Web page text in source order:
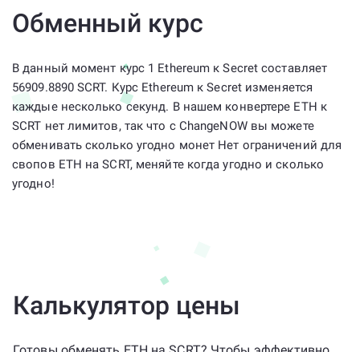
Обменный курс
В данный момент курс 1 Ethereum к Secret составляет
56909.8890 SCRT. Курс Ethereum к Secret изменяется
каждые несколько секунд. В нашем конвертере ETH к
SCRT нет лимитов, так что с ChangeNOW вы можете
обменивать сколько угодно монет Нет ограничений для
свопов ETH на SCRT, меняйте когда угодно и сколько
угодно!
Калькулятор цены